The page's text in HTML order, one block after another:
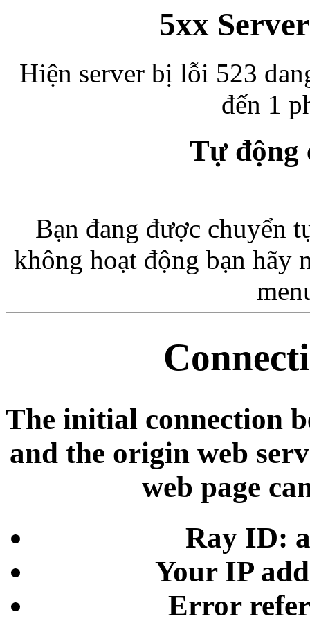
5xx
Hiện server bị lỗi 523
đến 1
Tự động
Bạn đang được chuyển
không hoạt động bạn hãy
The initial connection
and the origin web
web page
Ray ID:
Your IP
Error